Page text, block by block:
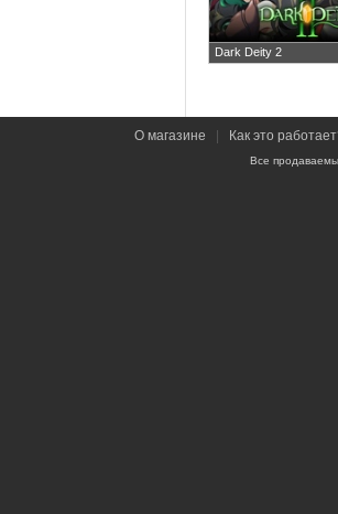
Dark Deity 2
О магазине Как это
Все